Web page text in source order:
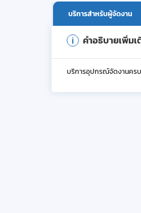
บริการสำหรับผู้จัดงาน
คำอธิบายเพิ่ม
บริการอุปกรณ์จัดงานครบ